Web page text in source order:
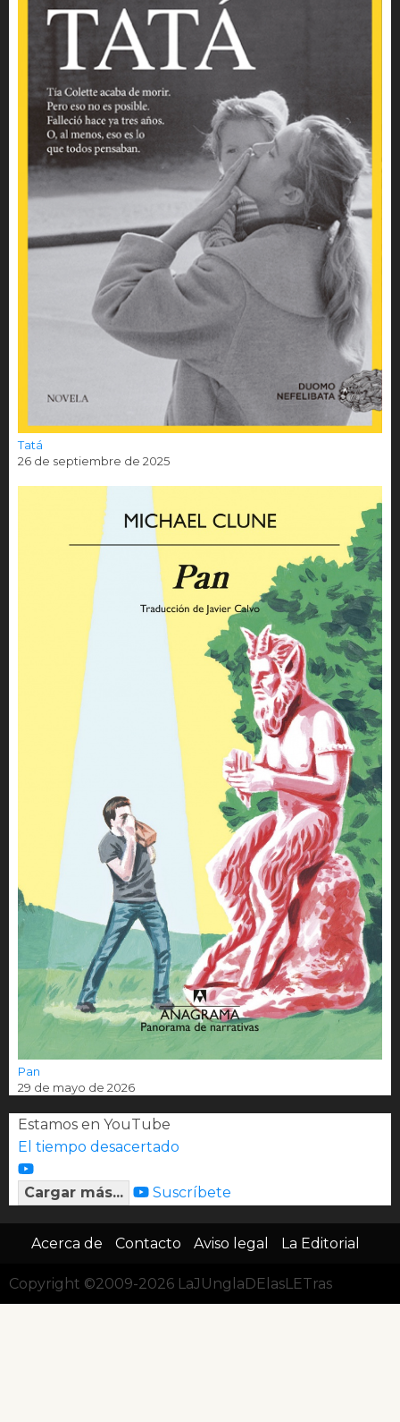
Tatá
26 de septiembre de 2025
Pan
29 de mayo de 2026
Estamos en YouTube
El tiempo desacertado
Cargar más... Suscríbete
Acerca de Contacto Aviso legal La Editorial
Copyright ©2009-2026 LaJUnglaDElasLETras